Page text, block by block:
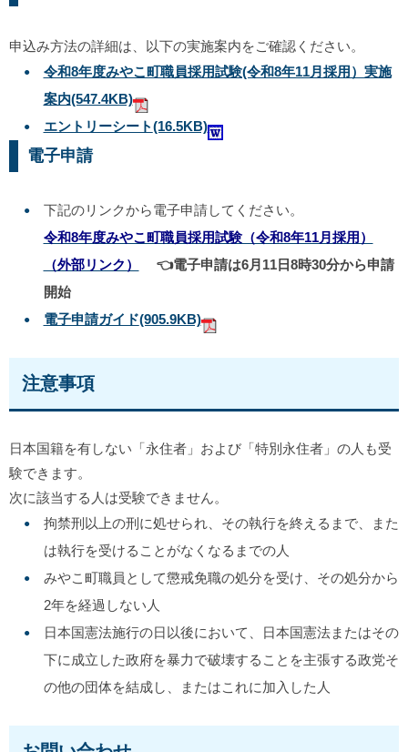
申込み方法の詳細は、以下の実施案内をご確認ください。
令和8年度みやこ町職員採用試験(令和8年11月採用）実施
案内(547.4KB)
エントリーシート(16.5KB)
電子申請
下記のリンクから電子申請してください。
令和8年度みやこ町職員採用試験（令和8年11月採用）
（外部リンク）
👈電子申請は6月11日8時30分から申請
開始
電子申請ガイド(905.9KB)
注意事項
日本国籍を有しない「永住者」および「特別永住者」の人も受
験できます。
次に該当する人は受験できません。
拘禁刑以上の刑に処せられ、その執行を終えるまで、また
は執行を受けることがなくなるまでの人
みやこ町職員として懲戒免職の処分を受け、その処分から
2年を経過しない人
日本国憲法施行の日以後において、日本国憲法またはその
下に成立した政府を暴力で破壊することを主張する政党そ
の他の団体を結成し、またはこれに加入した人